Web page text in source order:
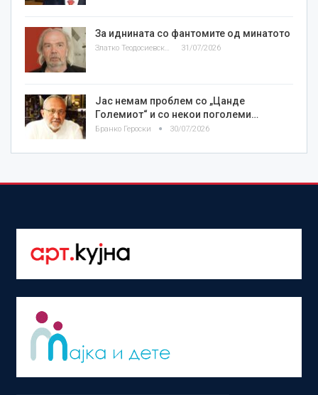
За иднината со фантомите од минатото
Златко Теодосиевски 31/07/2026
Јас немам проблем со „Цанде
Големиот“ и со некои поголеми…
Бранко Героски 30/07/2026